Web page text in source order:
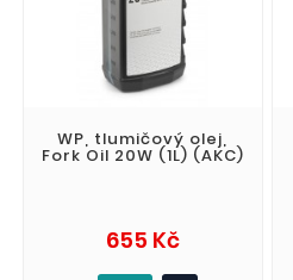
WP, tlumičový olej,
Fork Oil 20W (1L) (AKC)
655 KčCena